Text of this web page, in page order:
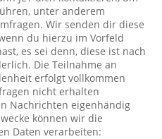
unter anderem
Wir senden dir diese
du hierzu im Vorfeld
es sei denn, diese ist nach
Die Teilnahme an
erfolgt vollkommen
nicht erhalten
Nachrichten eigenhändig
können wir die
Daten verarbeiten: